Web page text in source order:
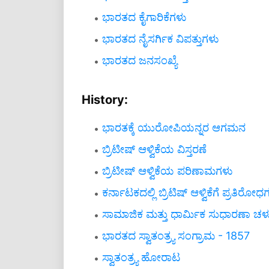
ಭಾರತದ ಕೈಗಾರಿಕೆಗಳು
ಭಾರತದ ನೈಸರ್ಗಿಕ ವಿಪತ್ತುಗಳು
ಭಾರತದ ಜನಸಂಖ್ಯೆ
History:
ಭಾರತಕ್ಕೆ ಯುರೋಪಿಯನ್ನರ ಆಗಮನ
ಬ್ರಿಟೀಷ್ ಆಳ್ವಿಕೆಯ ವಿಸ್ತರಣೆ
ಬ್ರಿಟೀಷ್ ಆಳ್ವಿಕೆಯ ಪರಿಣಾಮಗಳು
ಕರ್ನಾಟಕದಲ್ಲಿ ಬ್ರಿಟಿಷ್ ಆಳ್ವಿಕೆಗೆ
ಸಾಮಾಜಿಕ ಮತ್ತು ಧಾರ್ಮಿಕ ಸುಧಾರಣಾ
ಭಾರತದ ಸ್ವಾತಂತ್ರ್ಯ ಸಂಗ್ರಾಮ - 1857
ಸ್ವಾತಂತ್ರ್ಯ ಹೋರಾಟ